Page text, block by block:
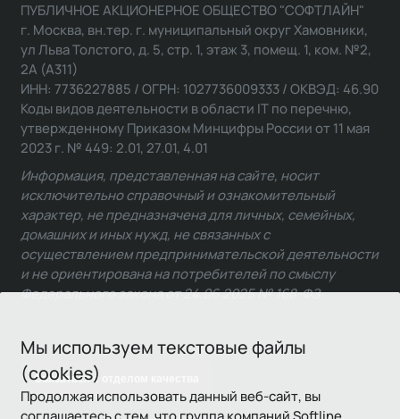
Мы используем текстовые файлы
(cookies)
Продолжая использовать данный веб-сайт, вы
соглашаетесь с тем, что группа компаний Softline
Связаться с отделом качества
ПУБЛИЧНОЕ АКЦИОНЕРНОЕ ОБЩЕСТВО "СОФТЛАЙН"
г. Москва, вн.тер. г. муниципальный округ Хамовники,
ул Льва Толстого, д. 5, стр. 1, этаж 3, помещ. 1, ком. №2,
2А (А311)
ИНН: 7736227885 / ОГРН: 1027736009333 / ОКВЭД: 46.90
Коды видов деятельности в области IT по перечню,
утвержденному Приказом Минцифры России от 11 мая
2023 г. № 449: 2.01, 27.01, 4.01
Информация, представленная на сайте, носит
исключительно справочный и ознакомительный
характер, не предназначена для личных, семейных,
домашних и иных нужд, не связанных с
осуществлением предпринимательской деятельности
и не ориентирована на потребителей по смыслу
Федерального закона от 24.06.2025 № 168-ФЗ.